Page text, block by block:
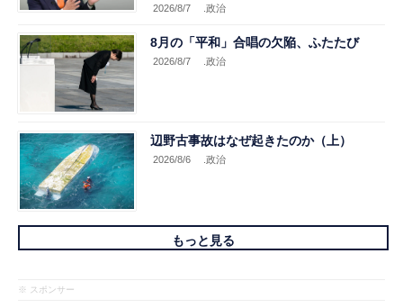
2026/8/7 .政治
8月の「平和」合唱の欠陥、ふたたび
2026/8/7 .政治
辺野古事故はなぜ起きたのか（上）
2026/8/6 .政治
もっと見る
※ スポンサー